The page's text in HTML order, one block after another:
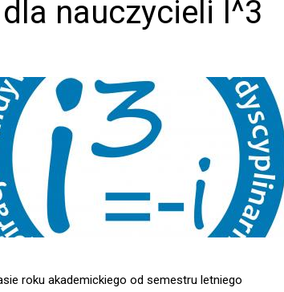
nauczycieli I^3
roku akademickiego od semestru letniego